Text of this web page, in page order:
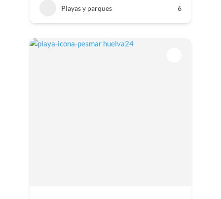
Playas y parques 6